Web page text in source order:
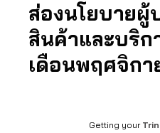
ส่องนโยบายผู้
สินค้าและบริก
เดือนพฤศจิกา
Getting your